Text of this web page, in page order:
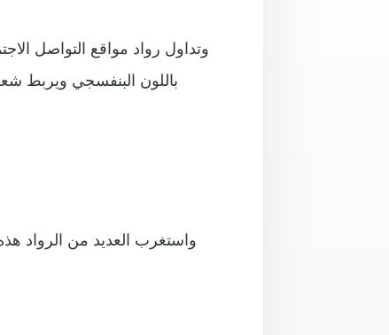
وتداول رواد مواقع التواصل
باللون البنفسجي ويربط
واستغرب العديد من الرواد